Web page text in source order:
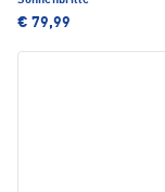
€ 79,99